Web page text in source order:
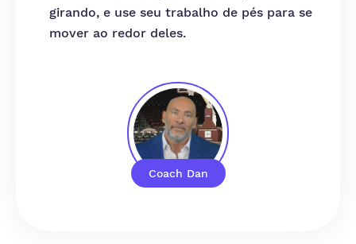
Coach Dan
girando, e use seu trabalho de pés para se
mover ao redor deles.